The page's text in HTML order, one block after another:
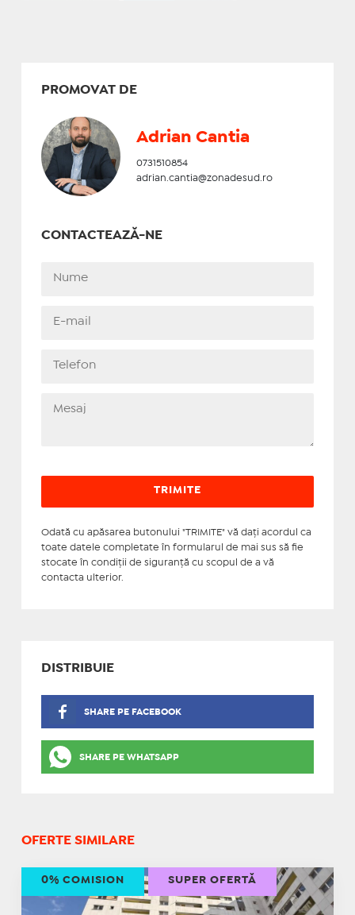
PROMOVAT DE
Adrian Cantia
0731510854
adrian.cantia@zonadesud.ro
CONTACTEAZĂ-NE
Odată cu apăsarea butonului "TRIMITE" vă daţi acordul ca
toate datele completate în formularul de mai sus să fie
stocate în condiţii de siguranţă cu scopul de a vă
contacta ulterior.
DISTRIBUIE
SHARE PE FACEBOOK
SHARE PE WHATSAPP
OFERTE SIMILARE
0% COMISION SUPER OFERTĂ